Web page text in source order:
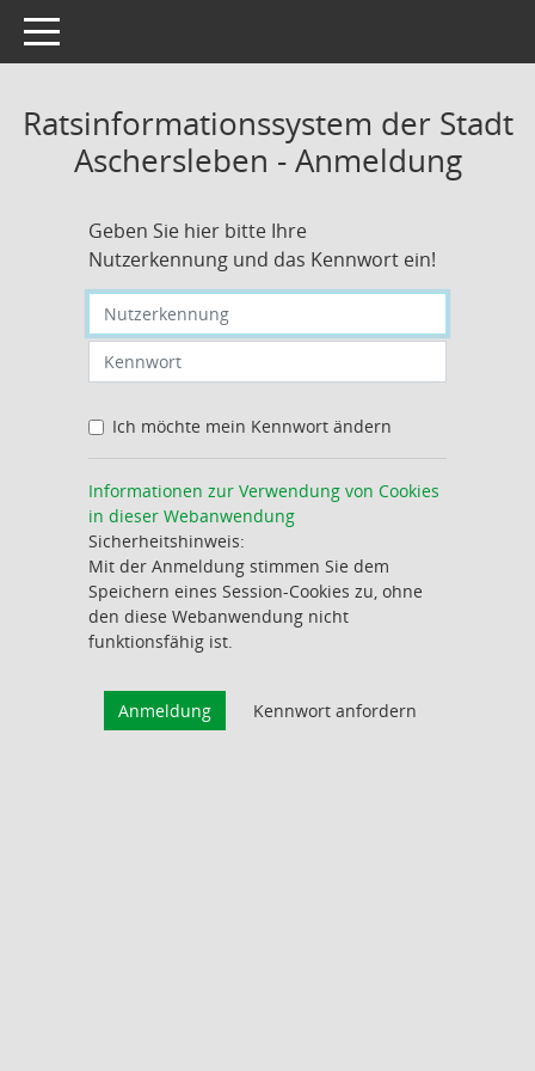
Toggle navigation
Ratsinformationssystem der Stadt
Aschersleben - Anmeldung
Geben Sie hier bitte Ihre
Nutzerkennung und das Kennwort ein!
Nutzerkennung eingeben
Kennwort eingeben
Ich möchte mein Kennwort ändern
Informationen zur Verwendung von Cookies
in dieser Webanwendung
Sicherheitshinweis:
Mit der Anmeldung stimmen Sie dem
Speichern eines Session-Cookies zu, ohne
den diese Webanwendung nicht
funktionsfähig ist.